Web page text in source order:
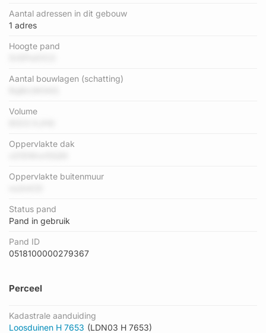
Aantal adressen in dit gebouw
1 adres
Hoogte pand
Aantal bouwlagen (schatting)
Volume
Oppervlakte dak
Oppervlakte buitenmuur
Status pand
Pand in gebruik
Pand ID
0518100000279367
Perceel
Kadastrale aanduiding
Loosduinen H 7653 (LDN03 H 7653)